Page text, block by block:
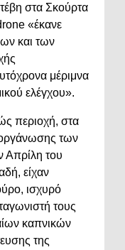
στα Σκούρτα
«έκανε
και των
μέριμνα
ελέγχου».
περιοχή, στα
των
Απρίλη του
είχαν
ισχυρό
τους
καπνικών
της